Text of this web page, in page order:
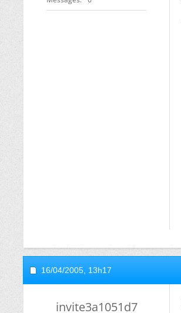
16/04/2005, 13h17
invite3a1051d7